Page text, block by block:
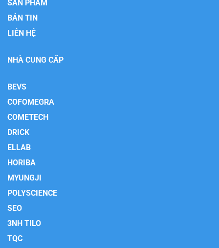
SẢN PHẨM
BẢN TIN
LIÊN HỆ
NHÀ CUNG CẤP
BEVS
COFOMEGRA
COMETECH
DRICK
ELLAB
HORIBA
MYUNGJI
POLYSCIENCE
SEO
3NH TILO
TQC